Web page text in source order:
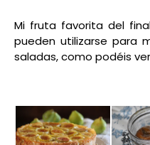
Mi fruta favorita del
pueden utilizarse para
saladas, como podéis